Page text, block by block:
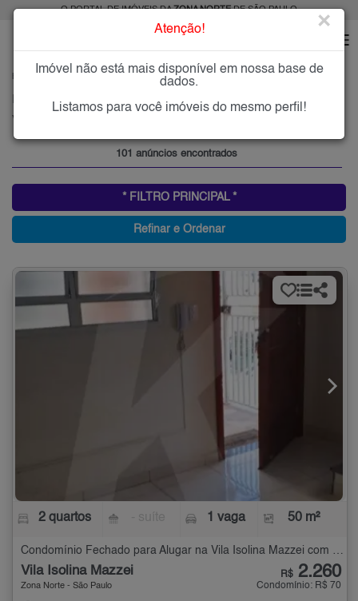
O PORTAL DE IMÓVEIS DAZONA NORTEDE SÃO PAULO
VILA ISOLINA MAZZEI
Vila Isolina Mazzei, Zona Norte
101 anúncios encontrados
* FILTRO PRINCIPAL *
Refinar e Ordenar
2 quartos 1 vaga 50 m²
Condomínio Fechado para Alugar na Vila Isolina Mazzei com 2 quartos - 50 m²
Vila Isolina Mazzei
Zona Norte - São Paulo
R$ 2.260
Condomínio: R$ 70
Atenção! ×
Imóvel não está mais disponível em nossa base de
dados.
Listamos para você imóveis do mesmo perfil!